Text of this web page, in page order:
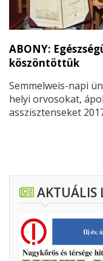
ABONY:
köszöntöttük
Semmelweis-napi
helyi orvosokat,
asszisztenseket
AKTUÁLIS